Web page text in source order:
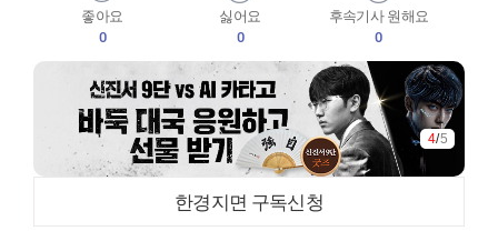
좋아요
0
싫어요
0
후속기사 원해요
0
4/5
한경지면 구독신청